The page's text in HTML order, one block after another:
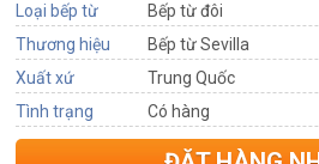
Loại bếp từ
Bếp từ đôi
Thương hiệu
Bếp từ Sevilla
Xuất xứ
Trung Quốc
Tình trạng
Có hàng